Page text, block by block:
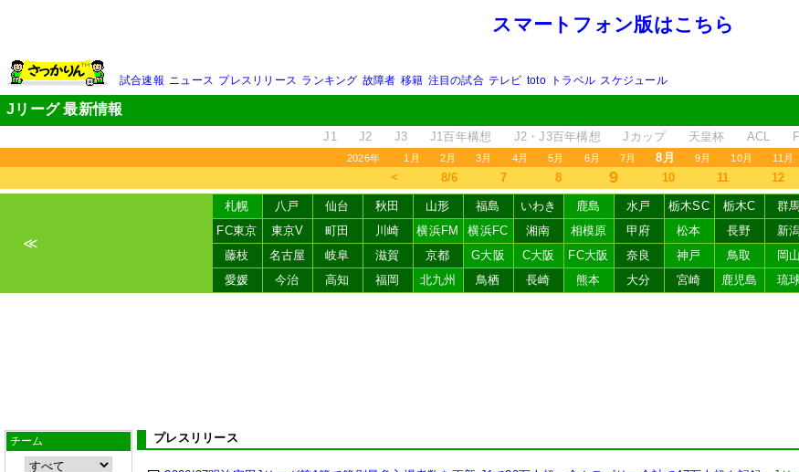
スマートフォン版はこちら
試合速報 ニュース プレスリリース ランキング 故障者 移籍 注目の試合 テレビ toto トラベル スケジュール
Jリーグ 最新情報
J1 J2 J3 J1百年構想 J2・J3百年構想 Jカップ 天皇杯 ACL
2026年 1月 2月 3月 4月 5月 6月 7月 8月 9月 10月 11月
＜ 8/6 7 8 9 10 11 12
≪
札幌 八戸 仙台 秋田 山形 福島 いわき 鹿島 水戸 栃木SC 栃木C 群
FC東京
東京V 町田 川崎 横浜FM 横浜FC 湘南 相模原 甲府 松本 長野 新
藤枝
名古屋 岐阜 滋賀 京都 G大阪 C大阪 FC大阪 奈良 神戸 鳥取 岡山
愛媛
今治 高知 福岡 北九州 鳥栖 長崎 熊本 大分 宮崎 鹿児島 琉
チーム プレスリリース